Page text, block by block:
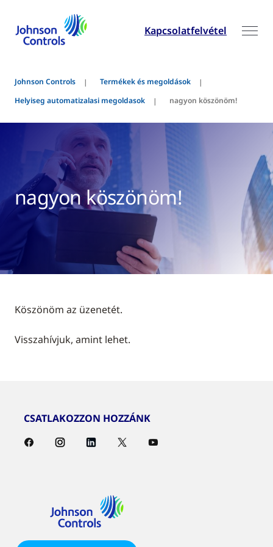
Kapcsolatfelvétel
Johnson Controls
Termékek és megoldások
Helyiseg automatizalasi megoldasok
nagyon köszönöm!
nagyon köszönöm!
Köszönöm az üzenetét.
Visszahívjuk, amint lehet.
CSATLAKOZZON HOZZÁNK